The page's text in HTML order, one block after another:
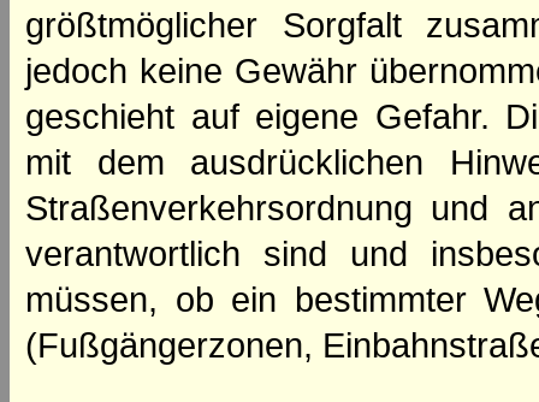
größtmöglicher Sorgfalt
jedoch keine Gewähr
geschieht auf eigene Gefahr.
mit dem ausdrücklichen
Straßenverkehrsordnung und
verantwortlich sind und
müssen, ob ein bestimmter
(Fußgängerzonen,